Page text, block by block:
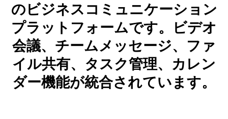
のビジネスコミュニケーション
プラットフォームです。ビデオ
会議、チームメッセージ、ファ
イル共有、タスク管理、カレン
ダー機能が統合されています。